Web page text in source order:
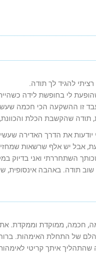
להגיד לך תודה.
לי בחופשת לידה
זו ההשקעה הכי חכמה
תודה שהקשבת הכלת
יודעות את הדרך האדירה
אבל יש אלף שרשאות
השתחררתי ואני בדיוק
תודה. באהבה אינסופית,
חכמה, ממוקדת וממקדת. את
של התחלת האימהות.
שהתהליך איתך קריטי